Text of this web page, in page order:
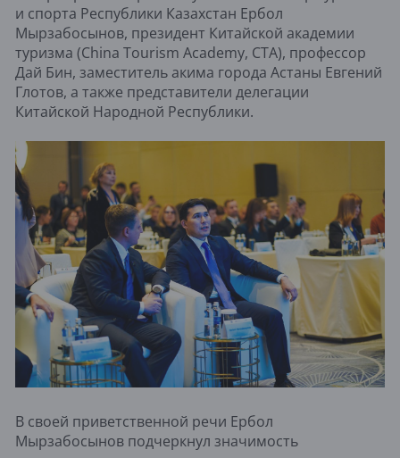
и спорта Республики Казахстан Ербол
Мырзабосынов, президент Китайской академии
туризма (China Tourism Academy, CTA), профессор
Дай Бин, заместитель акима города Астаны Евгений
Глотов, а также представители делегации
Китайской Народной Республики.
В своей приветственной речи Ербол
Мырзабосынов подчеркнул значимость